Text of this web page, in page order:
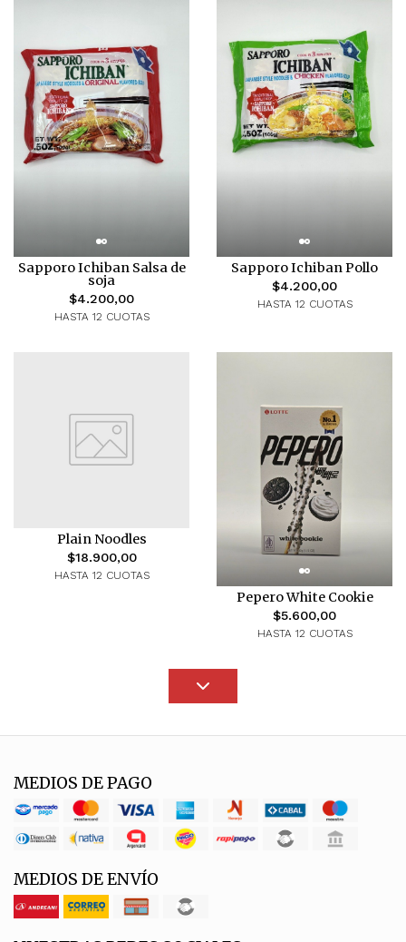
Sapporo Ichiban Salsa de
soja
$4.200,00
HASTA 12 CUOTAS
Sapporo Ichiban Pollo
$4.200,00
HASTA 12 CUOTAS
Plain Noodles
$18.900,00
HASTA 12 CUOTAS
Pepero White Cookie
$5.600,00
HASTA 12 CUOTAS
MEDIOS DE PAGO
MEDIOS DE ENVÍO